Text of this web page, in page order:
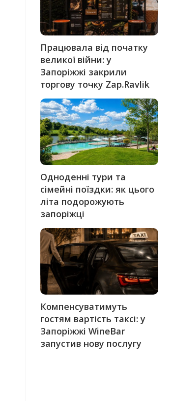
Працювала від початку
великої війни: у
Запоріжжі закрили
торгову точку Zap.Ravlik
Одноденні тури та
сімейні поїздки: як цього
літа подорожують
запоріжці
Компенсуватимуть
гостям вартість таксі: у
Запоріжжі WineBar
запустив нову послугу